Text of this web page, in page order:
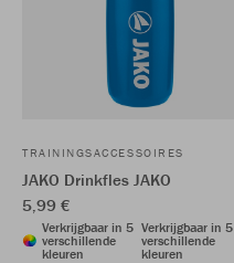
TRAININGSACCESSOIRES
JAKO Drinkfles JAKO
5,99 €
Verkrijgbaar in 5
verschillende
kleuren
Verkrijgbaar in 5
verschillende
kleuren